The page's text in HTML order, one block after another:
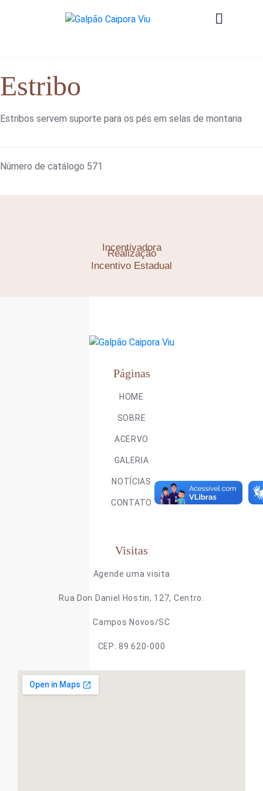
Estribo
Estribos servem suporte para os pés em selas de montaria
Número de catálogo 571
Realização
Incentivadora
Incentivo Estadual
Páginas
HOME
SOBRE
ACERVO
GALERIA
NOTÍCIAS
CONTATO
Visitas
Agende uma visita
Rua Don Daniel Hostin, 127, Centro.
Campos Novos/SC
CEP: 89.620-000